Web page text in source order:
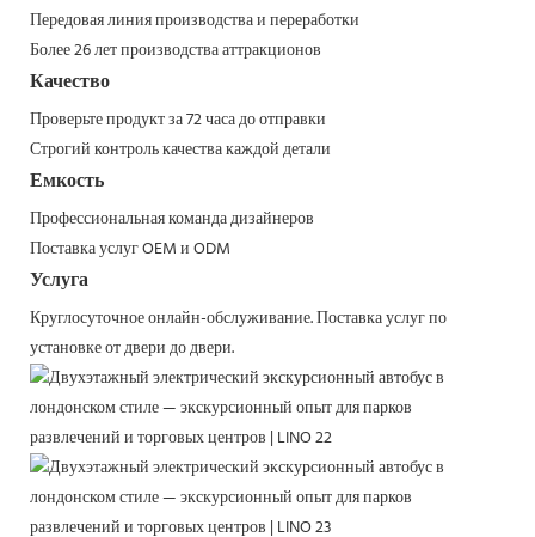
Передовая линия производства и переработки
Более 26 лет производства аттракционов
Качество
Проверьте продукт за 72 часа до отправки
Строгий контроль качества каждой детали
Емкость
Профессиональная команда дизайнеров
Поставка услуг OEM и ODM
Услуга
Круглосуточное онлайн-обслуживание.Поставка услуг по
установке от двери до двери.